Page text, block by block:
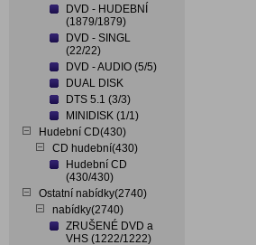
DVD - HUDEBNÍ
(1879/1879)
DVD - SINGL
(22/22)
DVD - AUDIO (5/5)
DUAL DISK
DTS 5.1 (3/3)
MINIDISK (1/1)
Hudební CD(430)
CD hudební(430)
Hudební CD
(430/430)
Ostatní nabídky(2740)
nabídky(2740)
ZRUŠENÉ DVD a
VHS (1222/1222)